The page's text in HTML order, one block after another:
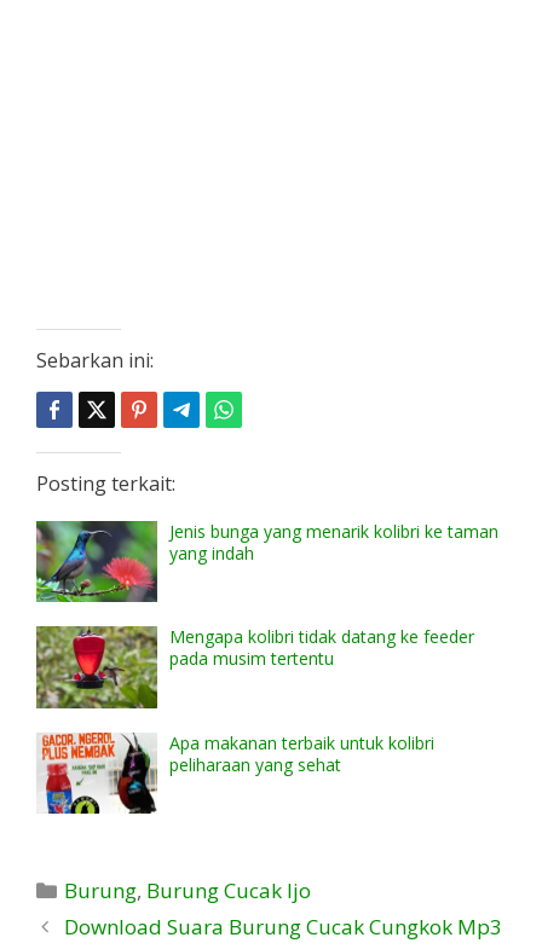
Sebarkan ini:
Posting terkait:
Jenis bunga yang menarik kolibri ke taman
yang indah
Mengapa kolibri tidak datang ke feeder
pada musim tertentu
Apa makanan terbaik untuk kolibri
peliharaan yang sehat
Kategori
Burung, Burung Cucak Ijo
Download Suara Burung Cucak Cungkok Mp3